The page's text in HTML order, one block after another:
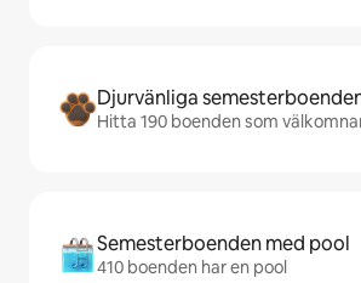
Djurvänliga
Hitta 190 boenden som
Semesterboenden med pool
410 boenden har en pool